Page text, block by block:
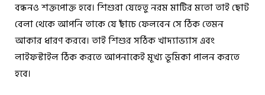
বন্ধনও শক্তপোক্ত হবে। শিশুরা যেহেতু নরম মাটির মতো তাই ছোট
বেলা থেকে আপনি তাকে যে ছাঁচে ফেলবেন সে ঠিক তেমন
আকার ধারণ করবে। তাই শিশুর সঠিক খাদ্যাভ্যাস এবং
লাইফস্টাইল ঠিক করতে আপনাকেই মূখ্য ভূমিকা পালন করতে
হবে।